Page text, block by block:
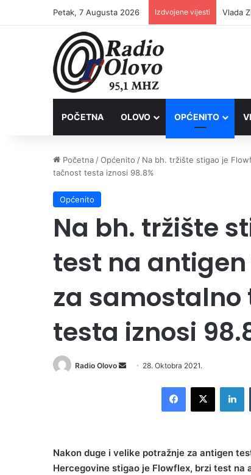
Petak, 7 Augusta 2026 Izdvojene vijesti
POČETNA OLOVO OPĆENITO
Početna /Općenito / Na bh. tržište stigao je
tačnost testa iznosi 98.8%
Općenito
Na bh. tržište
test na antigen
za
testa iznosi
Radio Olovo
Send 28. Oktobra 2021.
Facebook
X
Nakon duge i velike potražnje za antigen
Hercegovine stigao je Flowflex, brzi test na